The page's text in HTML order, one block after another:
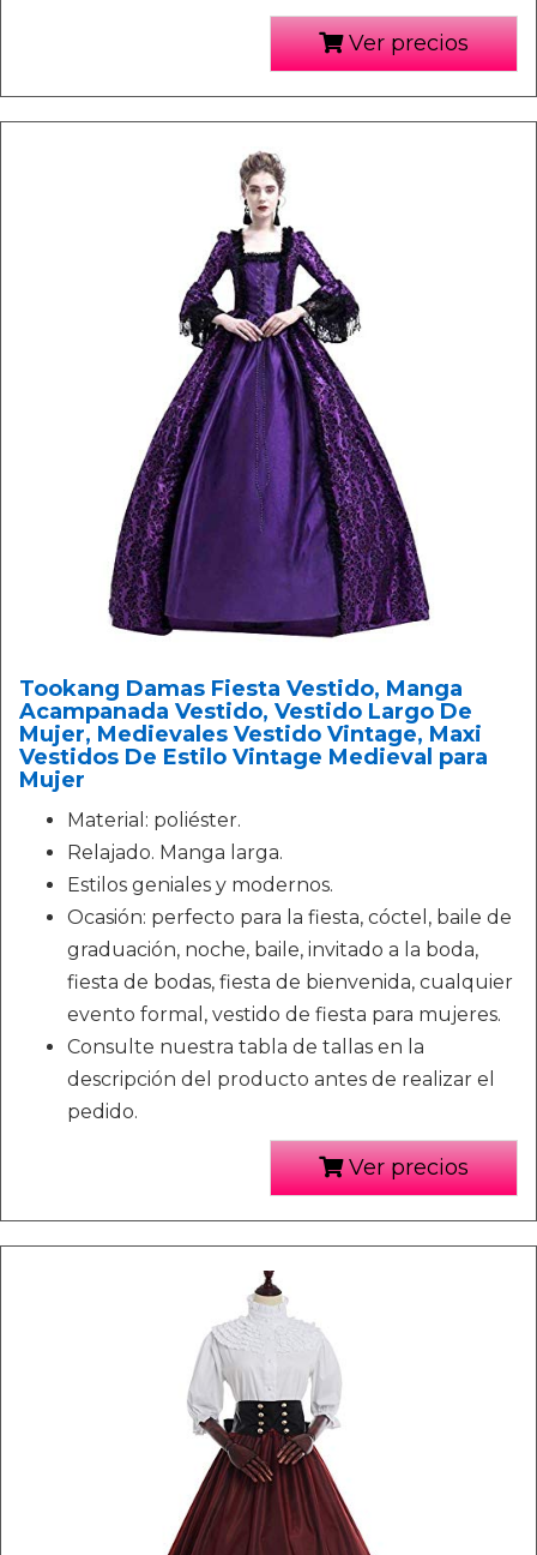
Ver precios
Tookang Damas Fiesta Vestido, Manga
Acampanada Vestido, Vestido Largo De
Mujer, Medievales Vestido Vintage, Maxi
Vestidos De Estilo Vintage Medieval para
Mujer
Material: poliéster.
Relajado. Manga larga.
Estilos geniales y modernos.
Ocasión: perfecto para la fiesta, cóctel, baile de
graduación, noche, baile, invitado a la boda,
fiesta de bodas, fiesta de bienvenida, cualquier
evento formal, vestido de fiesta para mujeres.
Consulte nuestra tabla de tallas en la
descripción del producto antes de realizar el
pedido.
Ver precios